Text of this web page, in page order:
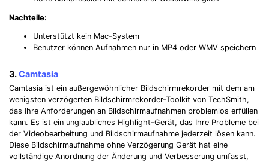
Nachteile:
Unterstützt kein Mac-System
Benutzer können Aufnahmen nur in MP4 oder WMV speichern
3.Camtasia
Camtasia ist ein außergewöhnlicher Bildschirmrekorder mit dem am
wenigsten verzögerten Bildschirmrekorder-Toolkit von TechSmith,
das Ihre Anforderungen an Bildschirmaufnahmen problemlos erfüllen
kann. Es ist ein unglaubliches Highlight-Gerät, das Ihre Probleme bei
der Videobearbeitung und Bildschirmaufnahme jederzeit lösen kann.
Diese Bildschirmaufnahme ohne Verzögerung Gerät hat eine
vollständige Anordnung der Änderung und Verbesserung umfasst,